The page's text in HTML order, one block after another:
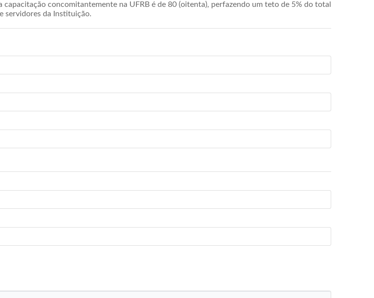
concomitantemente na UFRB é de 80 (oitenta), perfazendo um teto de 5% do total
servidores da Instituição.